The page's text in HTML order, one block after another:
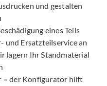
und gestalten
eines Teils
und Ersatzteilservice an
lagern Ihr Standmaterial
– der Konfigurator hilft